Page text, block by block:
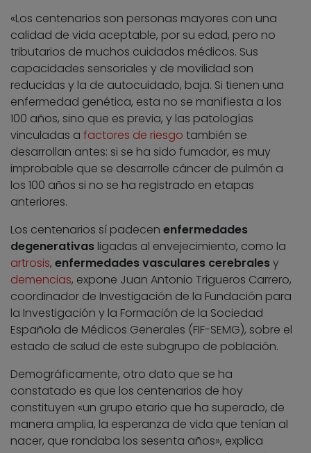
«Los centenarios son personas mayores con una
calidad de vida aceptable, por su edad, pero no
tributarios de muchos cuidados médicos. Sus
capacidades sensoriales y de movilidad son
reducidas y la de autocuidado, baja. Si tienen una
enfermedad genética, esta no se manifiesta a los
100 años, sino que es previa, y las patologías
vinculadas a factores de riesgo también se
desarrollan antes: si se ha sido fumador, es muy
improbable que se desarrolle cáncer de pulmón a
los 100 años si no se ha registrado en etapas
anteriores.
Los centenarios sí padecen enfermedades
degenerativas ligadas al envejecimiento, como la
artrosis, enfermedades vasculares cerebralesy
demencias, expone Juan Antonio Trigueros Carrero,
coordinador de Investigación de la Fundación para
la Investigación y la Formación de la Sociedad
Española de Médicos Generales (FIF-SEMG), sobre el
estado de salud de este subgrupo de población.
Demográficamente, otro dato que se ha
constatado es que los centenarios de hoy
constituyen «un grupo etario que ha superado, de
manera amplia, la esperanza de vida que tenían al
nacer, que rondaba los sesenta años», explica